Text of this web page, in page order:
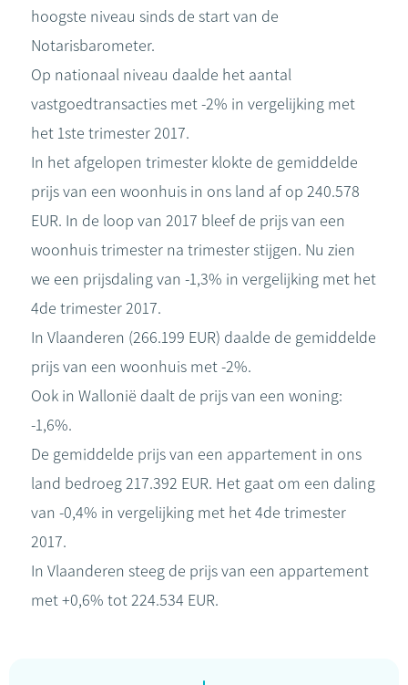
hoogste niveau sinds de start van de
Notarisbarometer.
Op nationaal niveau daalde het aantal
vastgoedtransacties met -2% in vergelijking met
het 1ste trimester 2017.
In het afgelopen trimester klokte de gemiddelde
prijs van een woonhuis in ons land af op 240.578
EUR. In de loop van 2017 bleef de prijs van een
woonhuis trimester na trimester stijgen. Nu zien
we een prijsdaling van -1,3% in vergelijking met het
4de trimester 2017.
In Vlaanderen (266.199 EUR) daalde de gemiddelde
prijs van een woonhuis met -2%.
Ook in Wallonië daalt de prijs van een woning:
-1,6%.
De gemiddelde prijs van een appartement in ons
land bedroeg 217.392 EUR. Het gaat om een daling
van -0,4% in vergelijking met het 4de trimester
2017.
In Vlaanderen steeg de prijs van een appartement
met +0,6% tot 224.534 EUR.